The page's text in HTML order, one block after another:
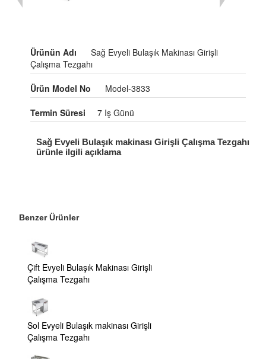
Ürünün Adı
Sağ Evyeli Bulaşık Makinası Girişli
Çalışma Tezgahı
Ürün Model No Model-3833
Termin Süresi 7 Iş Günü
Sağ Evyeli Bulaşık makinası Girişli Çalışma Tezgahı
ürünle ilgili açıklama
Benzer Ürünler
Çift Evyeli Bulaşık Makinası Girişli
Çalışma Tezgahı
Sol Evyeli Bulaşık makinası Girişli
Çalışma Tezgahı